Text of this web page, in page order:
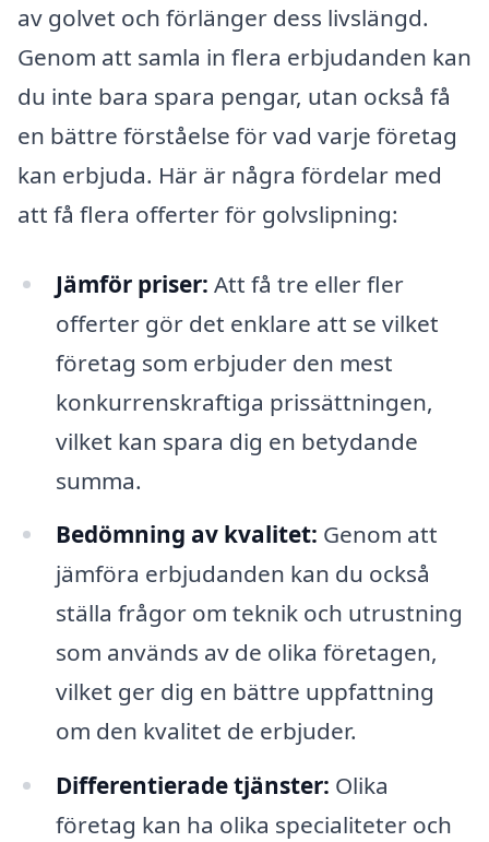
av golvet och förlänger dess livslängd.
Genom att samla in flera erbjudanden kan
du inte bara spara pengar, utan också få
en bättre förståelse för vad varje företag
kan erbjuda. Här är några fördelar med
att få flera offerter för golvslipning:
Jämför priser: Att få tre eller fler
offerter gör det enklare att se vilket
företag som erbjuder den mest
konkurrenskraftiga prissättningen,
vilket kan spara dig en betydande
summa.
Bedömning av kvalitet: Genom att
jämföra erbjudanden kan du också
ställa frågor om teknik och utrustning
som används av de olika företagen,
vilket ger dig en bättre uppfattning
om den kvalitet de erbjuder.
Differentierade tjänster: Olika
företag kan ha olika specialiteter och